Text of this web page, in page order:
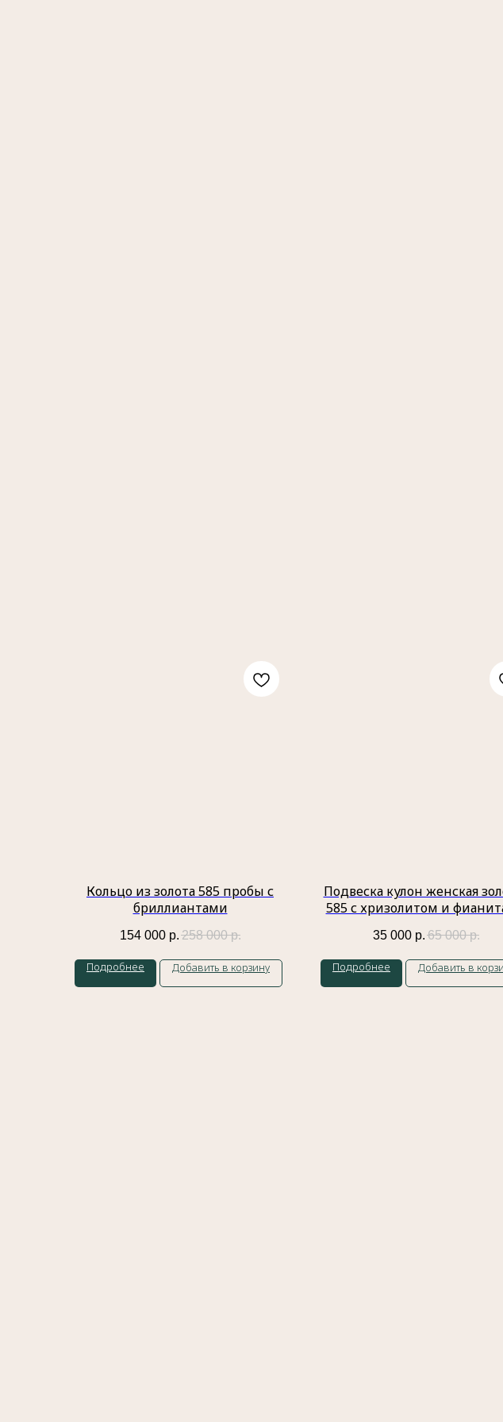
Кольцо из золота 585 пробы с
бриллиантами
154 000 р. 258 000 р.
Подробнее Добавить в корзину
Подвеска кулон женская
585 с хризолитом и
35 000 р. 65 000 р.
Подробнее Добавить в